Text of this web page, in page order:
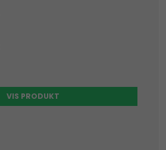
VIS PRODUKT